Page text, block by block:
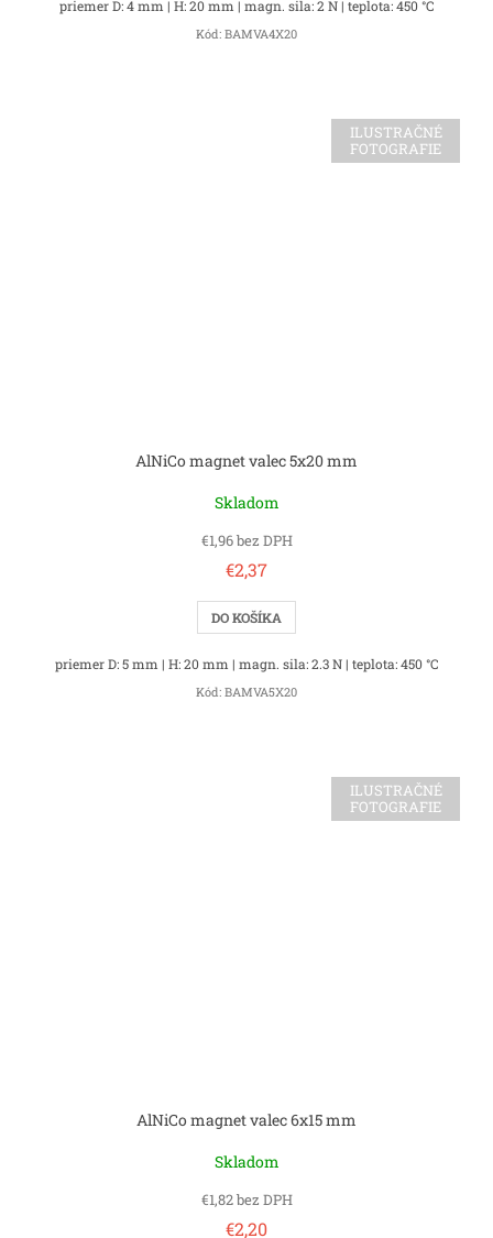
priemer D: 4 mm | H: 20 mm | magn. sila: 2 N | teplota: 450 °C
Kód: BAMVA4X20
ILUSTRAČNÉ
FOTOGRAFIE
AlNiCo magnet valec 5x20 mm
Skladom
€1,96 bez DPH
€2,37
DO KOŠÍKA
priemer D: 5 mm | H: 20 mm | magn. sila: 2.3 N | teplota: 450 °C
Kód: BAMVA5X20
ILUSTRAČNÉ
FOTOGRAFIE
AlNiCo magnet valec 6x15 mm
Skladom
€1,82 bez DPH
€2,20